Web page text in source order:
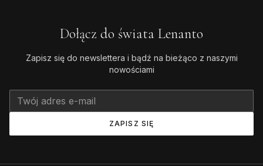
Dołącz do świata Lenanto
Zapisz się do newslettera i bądź na bieżąco z naszymi
nowościami
ZAPISZ SIĘ